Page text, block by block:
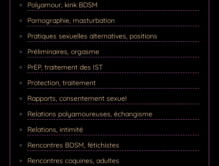
Polyamour, kink BDSM
Pornographie, masturbation
Pratiques sexuelles alternatives, positions
Préliminaires, orgasme
PrEP, traitement des IST
Protection, traitement
Rapports, consentement sexuel
Relations polyamoureuses, échangisme
Relations, intimité
Rencontres BDSM, fétichistes
Rencontres coquines, adultes